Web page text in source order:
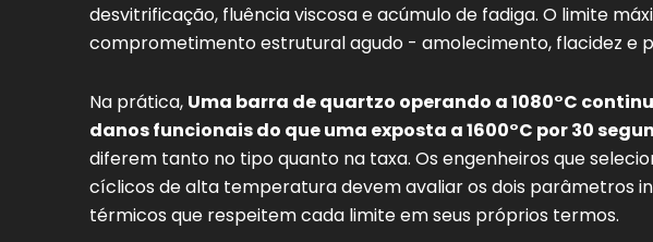
desvitrificação, fluência viscosa e acúmulo de fadiga. O limite
comprometimento estrutural agudo - amolecimento, flacidez e
Na prática, Uma barra de quartzo operando a 1080°C
danos funcionais do que uma exposta a 1600°C por 30
diferem tanto no tipo quanto na taxa. Os engenheiros que
cíclicos de alta temperatura devem avaliar os dois parâmetros
térmicos que respeitem cada limite em seus próprios termos.